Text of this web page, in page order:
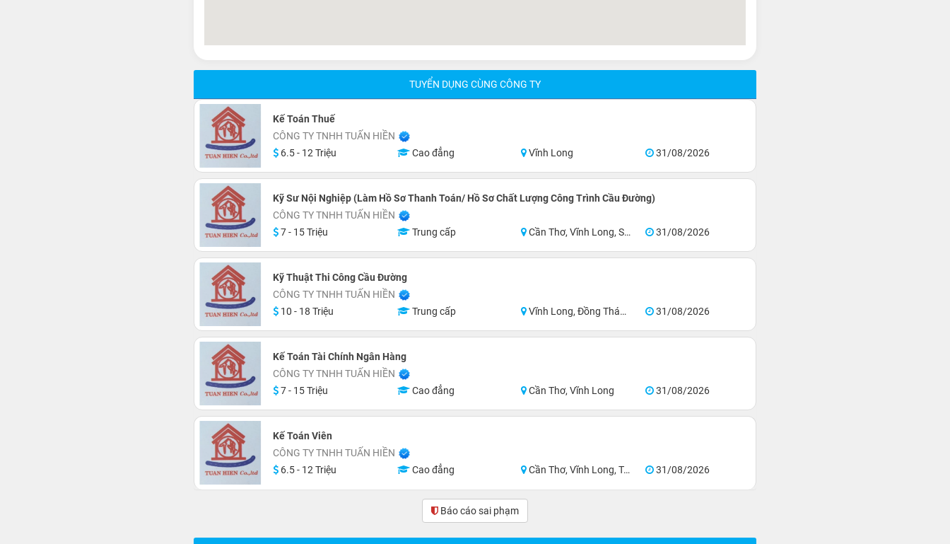
TUYỂN DỤNG CÙNG CÔNG TY
Kế Toán Thuế
CÔNG TY TNHH TUẤN HIỀN
6.5 - 12 Triệu
Cao đẳng Vĩnh Long 31/08/2026
Kỹ Sư Nội Nghiệp (Làm Hồ Sơ Thanh Toán/ Hồ Sơ Chất Lượng Công Trình Cầu Đường)
CÔNG TY TNHH TUẤN HIỀN
7 - 15 Triệu
Trung cấp Cần Thơ, Vĩnh Long, Sóc Trăng, Cà Mau 31/08/2026
Kỹ Thuật Thi Công Cầu Đường
CÔNG TY TNHH TUẤN HIỀN
10 - 18 Triệu
Trung cấp Vĩnh Long, Đồng Tháp, Sóc Trăng, Bạc Liêu 31/08/2026
Kế Toán Tài Chính Ngân Hàng
CÔNG TY TNHH TUẤN HIỀN
7 - 15 Triệu
Cao đẳng Cần Thơ, Vĩnh Long 31/08/2026
Kế Toán Viên
CÔNG TY TNHH TUẤN HIỀN
6.5 - 12 Triệu
Cao đẳng Cần Thơ, Vĩnh Long, Trà Vinh 31/08/2026
Báo cáo sai phạm(0)